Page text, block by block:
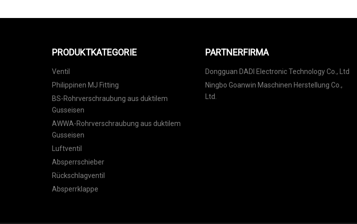
PRODUKTKATEGORIE
Ventil
Philippinen MJ Fitting
BS-Rohrverschraubung aus duktilem
Gusseisen
AWWA-Rohrverschraubung aus duktilem
Gusseisen
Luftventil
Absperrschieber
Rückschlagventil
Absperrklappe
PARTNERFIRMA
Dongguan DADI Electronic Technology Co., Ltd
Ningbo Goanwin Maschinen Herstellung Co.,
Ltd.